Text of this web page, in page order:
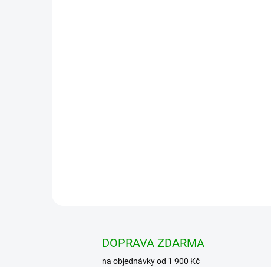
DOPRAVA ZDARMA
na objednávky od 1 900 Kč